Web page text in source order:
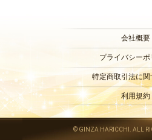
会社概要
プライバシーポ
特定商取引法に関
利用規約
© GINZA HARICCHI. ALL